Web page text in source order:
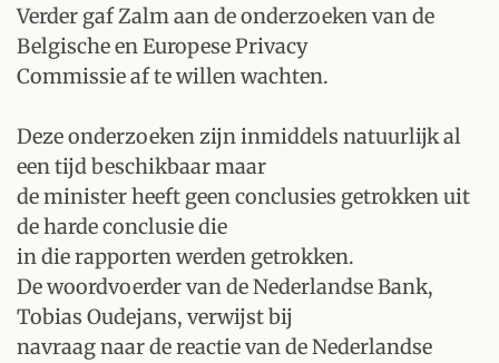
Verder gaf Zalm aan de onderzoeken van de
Belgische en Europese Privacy
Commissie af te willen wachten.
Deze onderzoeken zijn inmiddels natuurlijk al
een tijd beschikbaar maar
de minister heeft geen conclusies getrokken uit
de harde conclusie die
in die rapporten werden getrokken.
De woordvoerder van de Nederlandse Bank,
Tobias Oudejans, verwijst bij
navraag naar de reactie van de Nederlandse